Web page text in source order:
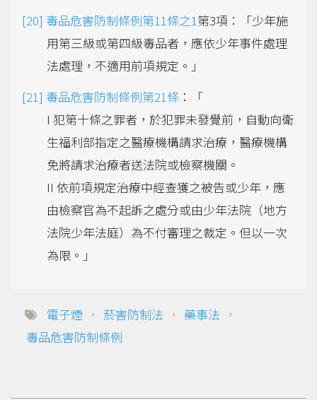
毒品危害防制條例第11條之1第3項：「少年施
用第三級或第四級毒品者，應依少年事件處理
法處理，不適用前項規定。」
毒品危害防制條例第21條 ：「
I 犯第十條之罪者，於犯罪未發覺前，自動向衛
生福利部指定之醫療機構請求治療，醫療機構
免將請求治療者送法院或檢察機關。
II 依前項規定治療中經查獲之被告或少年，應
由檢察官為不起訴之處分或由少年法院（地方
法院少年法庭）為不付審理之裁定。但以一次
為限。」
電子煙 ， 菸害防制法 ， 藥事法 ，
毒品危害防制條例